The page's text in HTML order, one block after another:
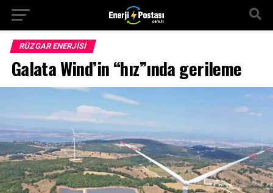
RÜZGAR ENERJISI
Galata Wind’in “hız”ında gerileme